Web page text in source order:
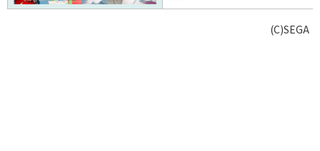
(C)SEGA